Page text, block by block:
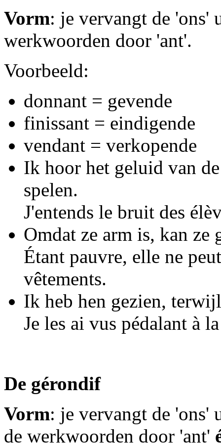
Vorm: je vervangt de 'ons'
werkwoorden door 'ant'.
Voorbeeld:
donnant = gevende
finissant = eindigende
vendant = verkopende
Ik hoor het geluid van
spelen.
J'entends le bruit des
Omdat ze arm is, kan ze
Étant pauvre, elle ne
vêtements.
Ik heb hen gezien,
Je les ai vus pédalant à
De gérondif
Vorm: je vervangt de 'ons'
de werkwoorden door 'ant'